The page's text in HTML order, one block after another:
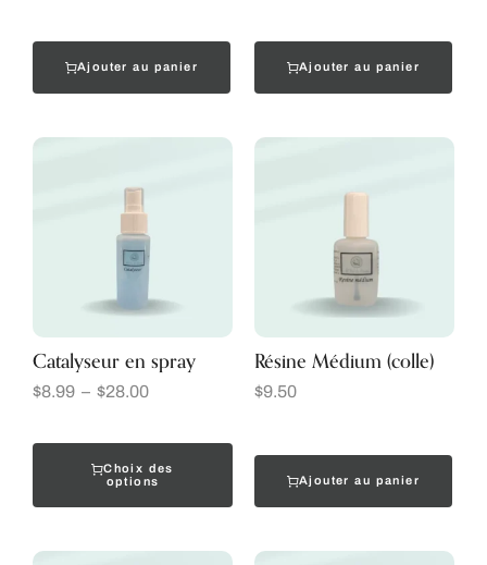
Ajouter au panier Ajouter au panier
Catalyseur en spray
$8.99 – $28.00
Choix des
options
Résine Médium (colle)
$9.50
Ajouter au panier